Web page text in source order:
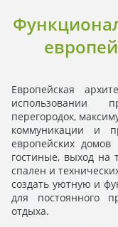
Европейская
использовании
перегородок,
коммуникации и
европейских
гостиные, выход на
спален и
создать уютную и
для постоянного
отдыха.